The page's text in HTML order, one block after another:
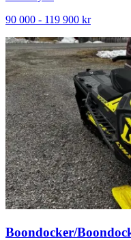
90 000 - 119 900 kr
Boondocker/